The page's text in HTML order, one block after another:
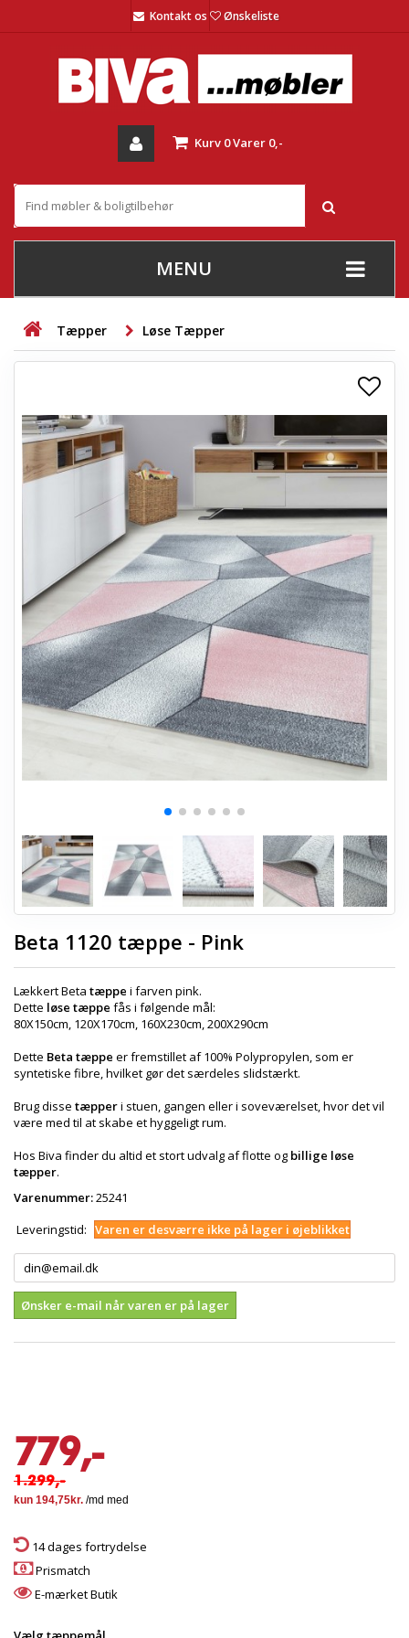
Kontakt os Ønskeliste
Kurv 0Varer 0,-
MENU
+
STUE
+
+
SOVEVÆRELSE
+
BØRNEMØBLER
+
LAMPER
HAVEMØBLER
ENTREMØBLER
SPAR PENGE PÅ UDVALGTE VARER
Tæpper Løse Tæpper
Beta 1120 tæppe - Pink
Lækkert Beta tæppe i farven pink.
Dette løse tæppe fås i følgende mål:
80X150cm, 120X170cm, 160X230cm, 200X290cm
Dette Beta tæppe er fremstillet af 100% Polypropylen, som er
syntetiske fibre, hvilket gør det særdeles slidstærkt.
Brug disse tæpperi stuen, gangen eller i soveværelset, hvor det vil
være med til at skabe et hyggeligt rum.
Hos Biva finder du altid et stort udvalg af flotte og billige løse
tæpper.
Varenummer:25241
Leveringstid: Varen er desværre ikke på lager i øjeblikket
Ønsker e-mail når varen er på lager
779,-
1.299,-
14 dages fortrydelse
Prismatch
E-mærket Butik